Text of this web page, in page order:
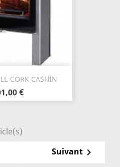
CORK CASHIN
€
Suivant 